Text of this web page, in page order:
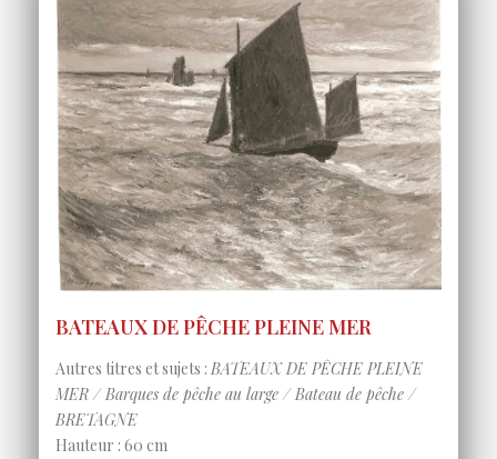
BATEAUX DE PÊCHE PLEINE MER
Autres titres et sujets : BATEAUX DE PÊCHE PLEINE
MER / Barques de pêche au large / Bateau de pêche /
BRETAGNE
Hauteur : 60 cm